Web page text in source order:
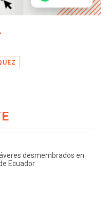
desmembrados en
Ecuador